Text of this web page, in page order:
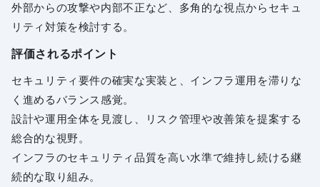
外部からの攻撃や内部不正など、多角的な視点からセキュ
リティ対策を検討する。
評価されるポイント
セキュリティ要件の確実な実装と、インフラ運用を滞りな
く進めるバランス感覚。
設計や運用全体を見渡し、リスク管理や改善策を提案する
総合的な視野。
インフラのセキュリティ品質を高い水準で維持し続ける継
続的な取り組み。